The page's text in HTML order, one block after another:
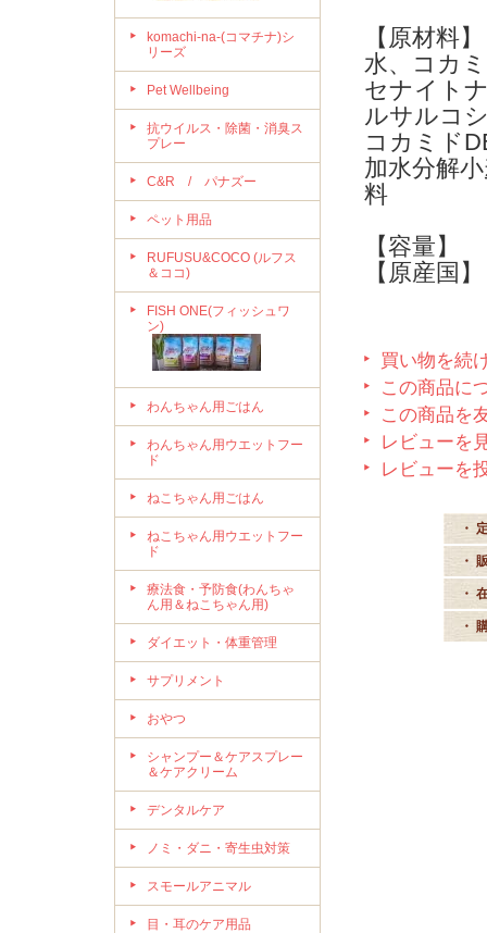
komachi-na-(コマチナ)シ
リーズ
Pet Wellbeing
抗ウイルス・除菌・消臭ス
プレー
C&R / パナズー
ペット用品
RUFUSU&COCO (ルフス
＆ココ)
FISH ONE(フィッシュワ
ン)
わんちゃん用ごはん
わんちゃん用ウエットフー
ド
ねこちゃん用ごはん
ねこちゃん用ウエットフー
ド
療法食・予防食(わんちゃ
ん用＆ねこちゃん用)
ダイエット・体重管理
サプリメント
おやつ
シャンプー＆ケアスプレー
＆ケアクリーム
デンタルケア
ノミ・ダニ・寄生虫対策
スモールアニマル
目・耳のケア用品
【原材料
水、コカ
セナイト
ルサルコ
コカミド
加水分解
料
【容量
【原産国
買い物を続
この商品に
この商品を
レビューを
レビューを
・
・
・
・